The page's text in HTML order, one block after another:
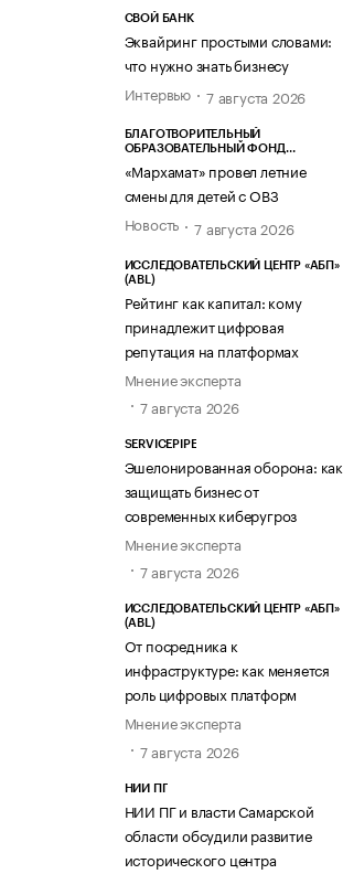
СВОЙ БАНК
Эквайринг простыми словами:
что нужно знать бизнесу
Интервью
7 августа 2026
БЛАГОТВОРИТЕЛЬНЫЙ
ОБРАЗОВАТЕЛЬНЫЙ ФОНД
«Мархамат» провел летние
смены для детей с ОВЗ
Новость
7 августа 2026
ИССЛЕДОВАТЕЛЬСКИЙ ЦЕНТР «АБП»
(ABL)
Рейтинг как капитал: кому
принадлежит цифровая
репутация на платформах
Мнение эксперта
7 августа 2026
SERVICEPIPE
Эшелонированная оборона: как
защищать бизнес от
современных киберугроз
Мнение эксперта
7 августа 2026
ИССЛЕДОВАТЕЛЬСКИЙ ЦЕНТР «АБП»
(ABL)
От посредника к
инфраструктуре: как меняется
роль цифровых платформ
Мнение эксперта
7 августа 2026
НИИ ПГ
НИИ ПГ и власти Самарской
области обсудили развитие
исторического центра